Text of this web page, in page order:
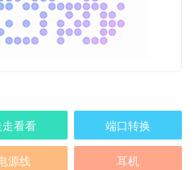
走看看 端口转换
源线 耳机